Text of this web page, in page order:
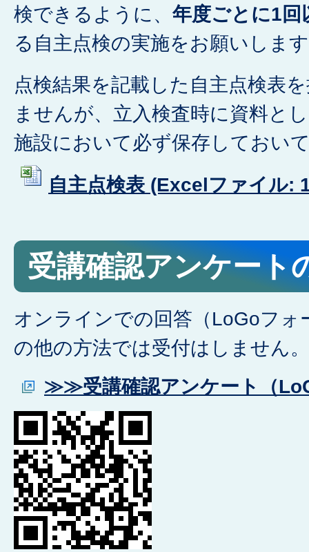
検できるように、 年度ごとに1回
る自主点検の実施をお願いしま
点検結果を記載した自主点検表
ませんが、立入検査時に資料と
施設において必ず保存しておい
自主点検表 (Excelファイル:
受講確認アンケート
オンラインでの回答（LoGoフ
の他の方法では受付はしません。
≫≫受講確認アンケート（